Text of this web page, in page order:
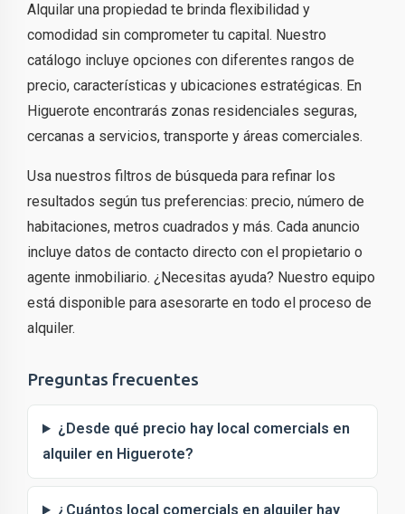
Alquilar una propiedad te brinda flexibilidad y
comodidad sin comprometer tu capital. Nuestro
catálogo incluye opciones con diferentes rangos de
precio, características y ubicaciones estratégicas. En
Higuerote encontrarás zonas residenciales seguras,
cercanas a servicios, transporte y áreas comerciales.
Usa nuestros filtros de búsqueda para refinar los
resultados según tus preferencias: precio, número de
habitaciones, metros cuadrados y más. Cada anuncio
incluye datos de contacto directo con el propietario o
agente inmobiliario. ¿Necesitas ayuda? Nuestro equipo
está disponible para asesorarte en todo el proceso de
alquiler.
Preguntas frecuentes
¿Desde qué precio hay local comercials en
alquiler en Higuerote?
¿Cuántos local comercials en alquiler hay